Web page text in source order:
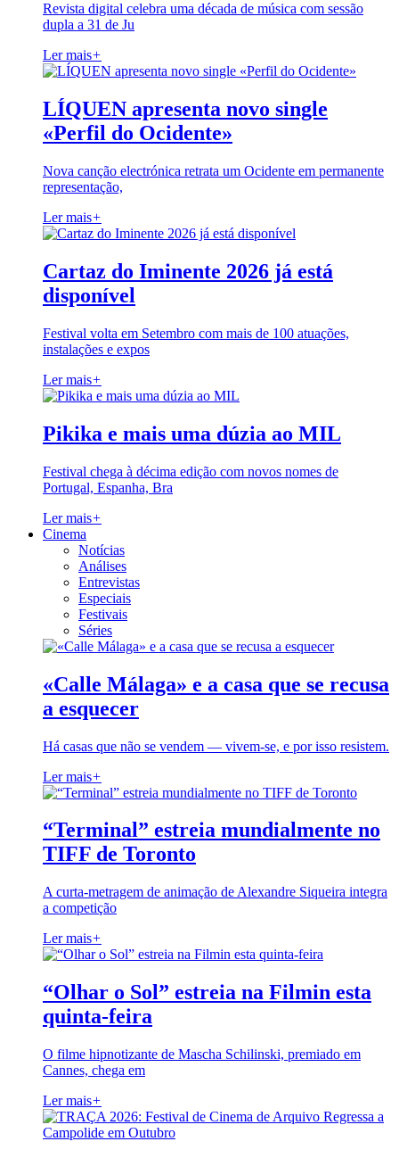
Revista digital celebra uma década de música com sessão
dupla a 31 de Ju
Ler mais+
LÍQUEN apresenta novo single
«Perfil do Ocidente»
Nova canção electrónica retrata um Ocidente em permanente
representação,
Ler mais+
Cartaz do Iminente 2026 já está
disponível
Festival volta em Setembro com mais de 100 atuações,
instalações e expos
Ler mais+
Pikika e mais uma dúzia ao MIL
Festival chega à décima edição com novos nomes de
Portugal, Espanha, Bra
Ler mais+
Cinema
Notícias
Análises
Entrevistas
Especiais
Festivais
Séries
«Calle Málaga» e a casa que se recusa
a esquecer
Há casas que não se vendem — vivem-se, e por isso resistem.
Ler mais+
“Terminal” estreia mundialmente no
TIFF de Toronto
A curta-metragem de animação de Alexandre Siqueira integra
a competição
Ler mais+
“Olhar o Sol” estreia na Filmin esta
quinta-feira
O filme hipnotizante de Mascha Schilinski, premiado em
Cannes, chega em
Ler mais+